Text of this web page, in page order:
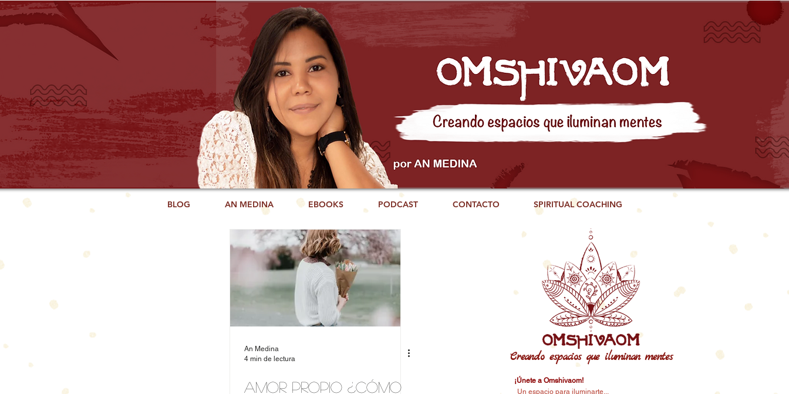
BLOG AN MEDINA EBOOKS PODCAST CONTACTO SPIRITUAL COACHING
An Medina
4 min de lectura
Amor propio ¿Cómo
Creando espacios que iluminan mentes
¡Únete a Omshivaom!
Un espacio para iluminarte...